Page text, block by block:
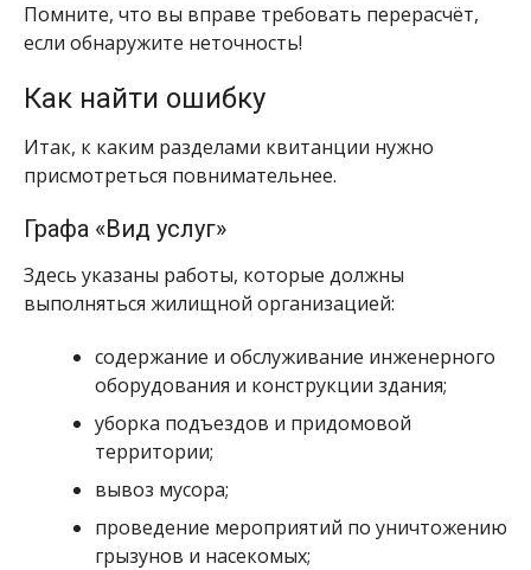
Помните, что вы вправе требовать перерасчёт,
если обнаружите неточность!
Как найти ошибку
Итак, к каким разделами квитанции нужно
присмотреться повнимательнее.
Графа «Вид услуг»
Здесь указаны работы, которые должны
выполняться жилищной организацией:
содержание и обслуживание инженерного
оборудования и конструкции здания;
уборка подъездов и придомовой
территории;
вывоз мусора;
проведение мероприятий по уничтожению
грызунов и насекомых;